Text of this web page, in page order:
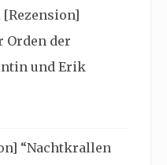
[Rezension]
Orden der
und Erik
“Nachtkrallen